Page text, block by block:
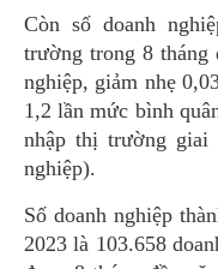
Còn số doanh
trường trong 8 tháng
nghiệp, giảm nhẹ
1,2 lần mức bình
nhập thị trường giai
nghiệp).
Số doanh nghiệp
2023 là 103.658